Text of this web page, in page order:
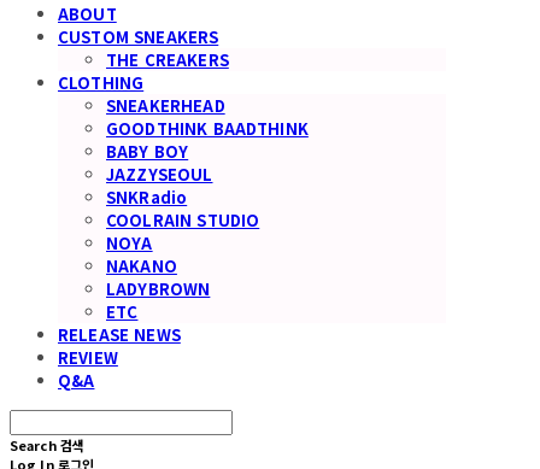
ABOUT
CUSTOM SNEAKERS
THE CREAKERS
CLOTHING
SNEAKERHEAD
GOODTHINK BAADTHINK
BABY BOY
JAZZYSEOUL
SNKRadio
COOLRAIN STUDIO
NOYA
NAKANO
LADYBROWN
ETC
RELEASE NEWS
REVIEW
Q&A
Search 검색
Log In 로그인